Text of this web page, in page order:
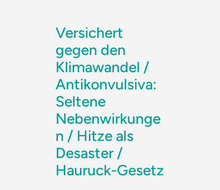
Versichert
gegen den
Klimawandel /
Antikonvulsiva:
Seltene
Nebenwirkunge
n / Hitze als
Desaster /
Hauruck-Gesetz